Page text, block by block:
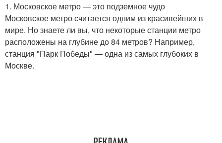
1. Московское метро — это подземное чудо
Московское метро считается одним из красивейших в
мире. Но знаете ли вы, что некоторые станции метро
расположены на глубине до 84 метров? Например,
станция "Парк Победы" — одна из самых глубоких в
Москве.